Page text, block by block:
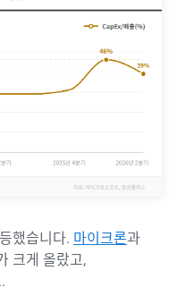
했습니다. 마이크론과
크게 올랐고,